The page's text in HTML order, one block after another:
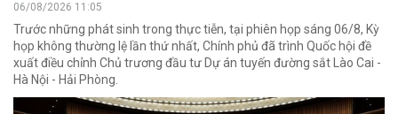
06/08/2026 11:05
Trước những phát sinh trong thực tiễn, tại phiên họp sáng 06/8, Kỳ
họp không thường lệ lần thứ nhất, Chính phủ đã trình Quốc hội đề
xuất điều chỉnh Chủ trương đầu tư Dự án tuyến đường sắt Lào Cai -
Hà Nội - Hải Phòng.